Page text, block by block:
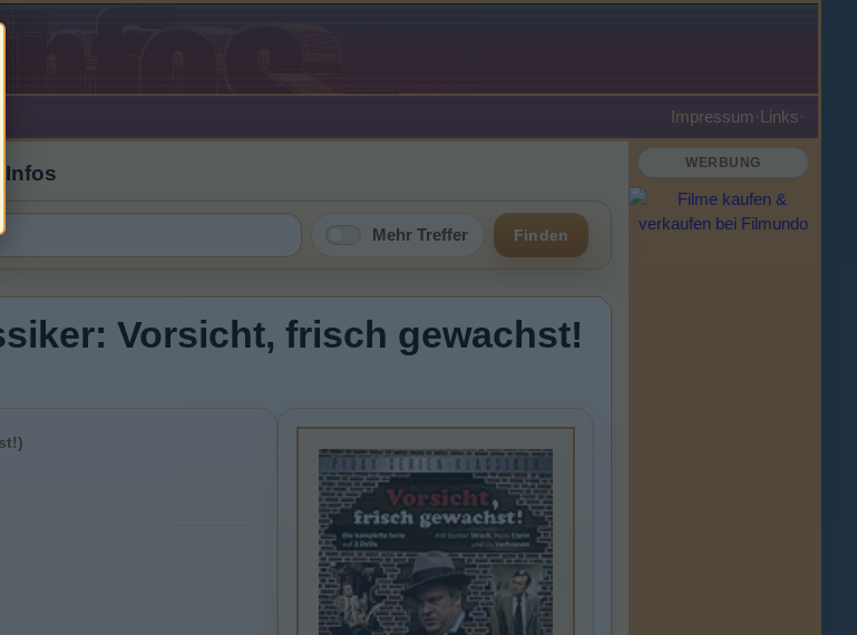
Impressum ·Links·
Infos
Mehr Treffer Finden
Vorsicht, frisch gewachst!
WERBUNG